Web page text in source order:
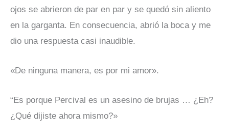
ojos se abrieron de par en par y se quedó sin aliento
en la garganta. En consecuencia, abrió la boca y me
dio una respuesta casi inaudible.
«De ninguna manera, es por mi amor».
“Es porque Percival es un asesino de brujas … ¿Eh?
¿Qué dijiste ahora mismo?»